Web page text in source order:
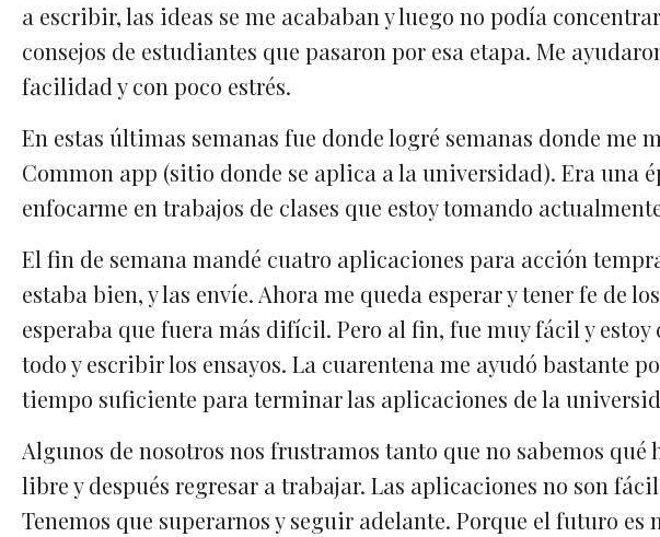
a escribir, las ideas se me acababan y luego no podía
consejos de estudiantes que pasaron por esa etapa. Me
facilidad y con poco estrés.
En estas últimas semanas fue donde logré semanas donde me
Common app (sitio donde se aplica a la universidad). Era una
enfocarme en trabajos de clases que estoy tomando
El fin de semana mandé cuatro aplicaciones para acción
estaba bien, y las envíe. Ahora me queda esperar y tener fe de
esperaba que fuera más difícil. Pero al fin, fue muy fácil y estoy
todo y escribir los ensayos. La cuarentena me ayudó bastante
tiempo suficiente para terminar las aplicaciones de la
Algunos de nosotros nos frustramos tanto que no sabemos qué
libre y después regresar a trabajar. Las aplicaciones no son
Tenemos que superarnos y seguir adelante. Porque el futuro es